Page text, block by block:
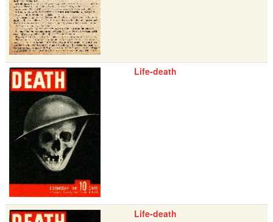
Life-death
Life-death